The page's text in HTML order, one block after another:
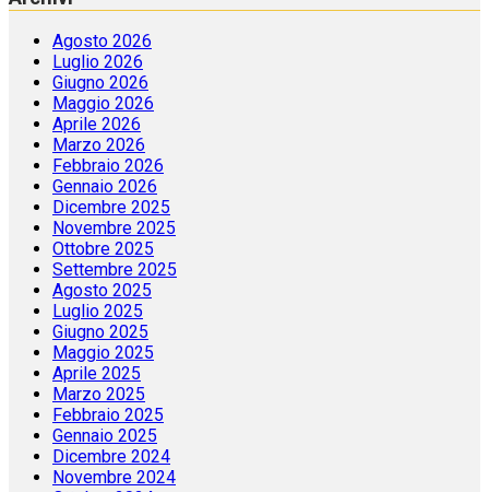
Agosto 2026
Luglio 2026
Giugno 2026
Maggio 2026
Aprile 2026
Marzo 2026
Febbraio 2026
Gennaio 2026
Dicembre 2025
Novembre 2025
Ottobre 2025
Settembre 2025
Agosto 2025
Luglio 2025
Giugno 2025
Maggio 2025
Aprile 2025
Marzo 2025
Febbraio 2025
Gennaio 2025
Dicembre 2024
Novembre 2024